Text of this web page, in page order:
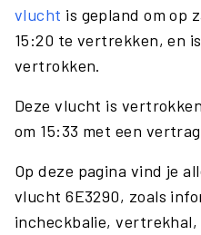
vlucht is gepland om op
15:20 te vertrekken, en
vertrokken.
Deze vlucht is
om 15:33 met een
Op deze pagina vind je
vlucht 6E3290, zoals
incheckbalie,